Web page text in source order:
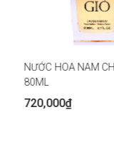
NƯỚC HOA NAM
80ML
720,000₫